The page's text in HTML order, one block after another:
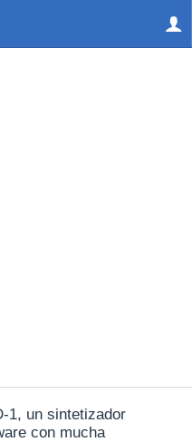
un sintetizador
con mucha